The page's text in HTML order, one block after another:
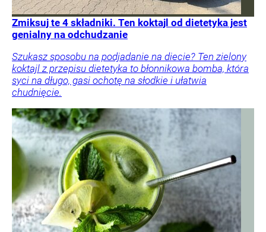
Zmiksuj te 4 składniki. Ten koktajl od dietetyka jest
genialny na odchudzanie
Szukasz sposobu na podjadanie na diecie? Ten zielony
koktajl z przepisu dietetyka to błonnikowa bomba, która
syci na długo, gasi ochotę na słodkie i ułatwia
chudnięcie.